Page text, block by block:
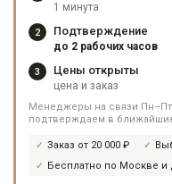
1 минута
2 Подтверждение
до 2 рабочих часов
3 Цены открыты
цена и заказ
Менеджеры на связи
подтверждаем в
Заказ от 20 000 ₽
Бесплатно по Москве и